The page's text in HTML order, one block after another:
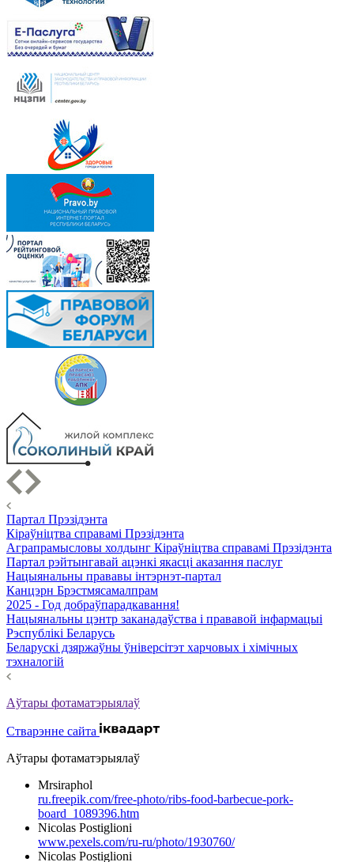
Партал Прэзідэнта
Кіраўніцтва справамі Прэзідэнта
Аграпрамысловы холдынг Кіраўніцтва справамі Прэзідэнта
Партал рэйтынгавай ацэнкі якасці аказання паслуг
Нацыянальны прававы інтэрнэт-партал
Канцэрн Брэстмясамалпрам
2025 - Год добраўпарадкавання!
Нацыянальны цэнтр заканадаўства і прававой інфармацыі
Рэспублікі Беларусь
Беларускі дзяржаўны ўніверсітэт харчовых і хімічных
тэхналогій
Аўтары фотаматэрыялаў
Стварэнне сайта
Аўтары фотаматэрыялаў
Mrsiraphol
ru.freepik.com/free-photo/ribs-food-barbecue-pork-
board_1089396.htm
Nicolas Postiglioni
www.pexels.com/ru-ru/photo/1930760/
Nicolas Postiglioni